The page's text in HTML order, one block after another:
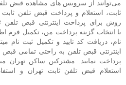
ثابت، استعلام و پرداخت قبض تلفن ثابت
روش برای پرداخت اینترنتی قبض تلفن
نام، دریافت کد تایید و تکمیل ثبت نام
اینترنتی قبض تلفن به راحتی تمامی قبض
پرداخت نمایید. مشترکین ساکن تهران
استعلام قبض تلفن ثابت تهران و